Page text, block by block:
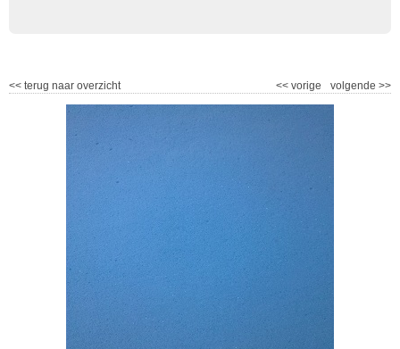
<< terug naar overzicht volgende >>
<< vorige